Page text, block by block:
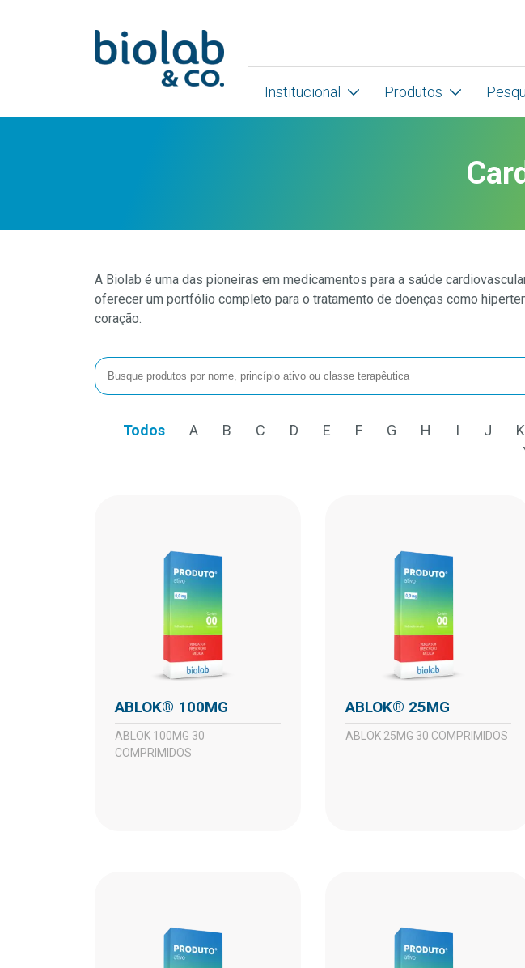
Institucional Produtos
A Biolab é uma das pioneiras em medicamentos para a saúde
oferecer um portfólio completo para o tratamento de doenças como
coração.
Todos A B C D E F G H I J K
ABLOK® 100MG
ABLOK 100MG 30
COMPRIMIDOS
ABLOK® 25MG
ABLOK 25MG 30 COMPRIMIDOS